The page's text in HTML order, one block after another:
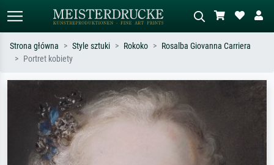
Szukaj wg artysty, tytułu lub stylu – np.
Monet, Gwiaździsta noc,
impresjonizm, fala Hokusaia, akt.
Opisz scenę – np. zielona łąka,
abstrakcja z czerwienią, ciemny olej,
stojący akt obok drzewa.
Strona główna Style sztuki Rokoko
Rosalba Giovanna Carriera
Portret kobiety